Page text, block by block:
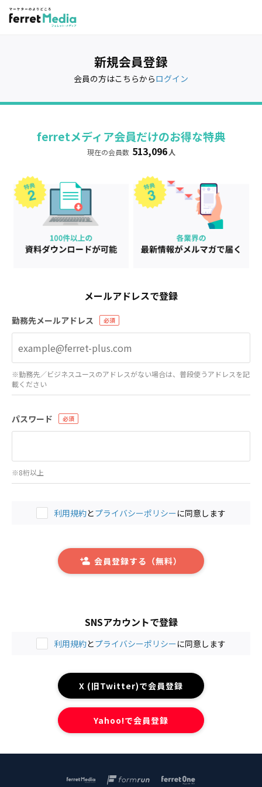
新規会員登録
会員の方はこちらからログイン
ferretメディア会員だけのお得な特典
現在の会員数 513,096 人
SNSアカウントで登録
利用規約とプライバシーポリシーに同意します
X (旧Twitter)で会員登録
Yahoo!で会員登録
メールアドレスで登録
勤務先メールアドレス
※勤務先／ビジネスユースのアドレスがない場合は、普段使うアドレスを記
載ください
パスワード
※8桁以上
利用規約とプライバシーポリシーに同意します
会員登録する（無料）